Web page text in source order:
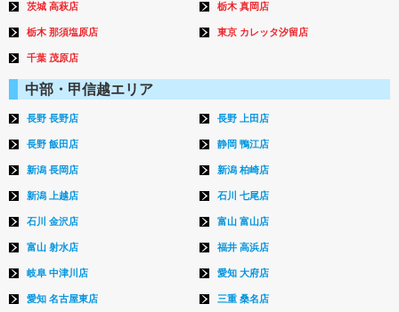
茨城 高萩店 栃木 真岡店
栃木 那須塩原店 東京 カレッタ汐留店
千葉 茂原店
中部・甲信越エリア
長野 長野店 長野 上田店
長野 飯田店 静岡 鴨江店
新潟 長岡店 新潟 柏崎店
新潟 上越店 石川 七尾店
石川 金沢店 富山 富山店
富山 射水店 福井 高浜店
岐阜 中津川店 愛知 大府店
愛知 名古屋東店 三重 桑名店